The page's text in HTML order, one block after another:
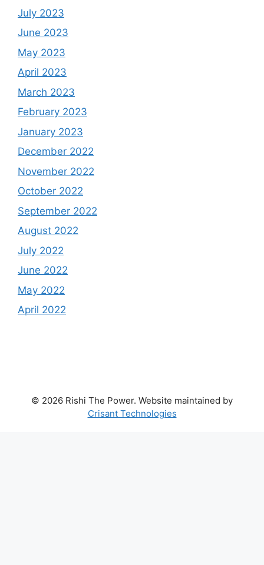
July 2023
June 2023
May 2023
April 2023
March 2023
February 2023
January 2023
December 2022
November 2022
October 2022
September 2022
August 2022
July 2022
June 2022
May 2022
April 2022
© 2026 Rishi The Power. Website maintained by
Crisant Technologies